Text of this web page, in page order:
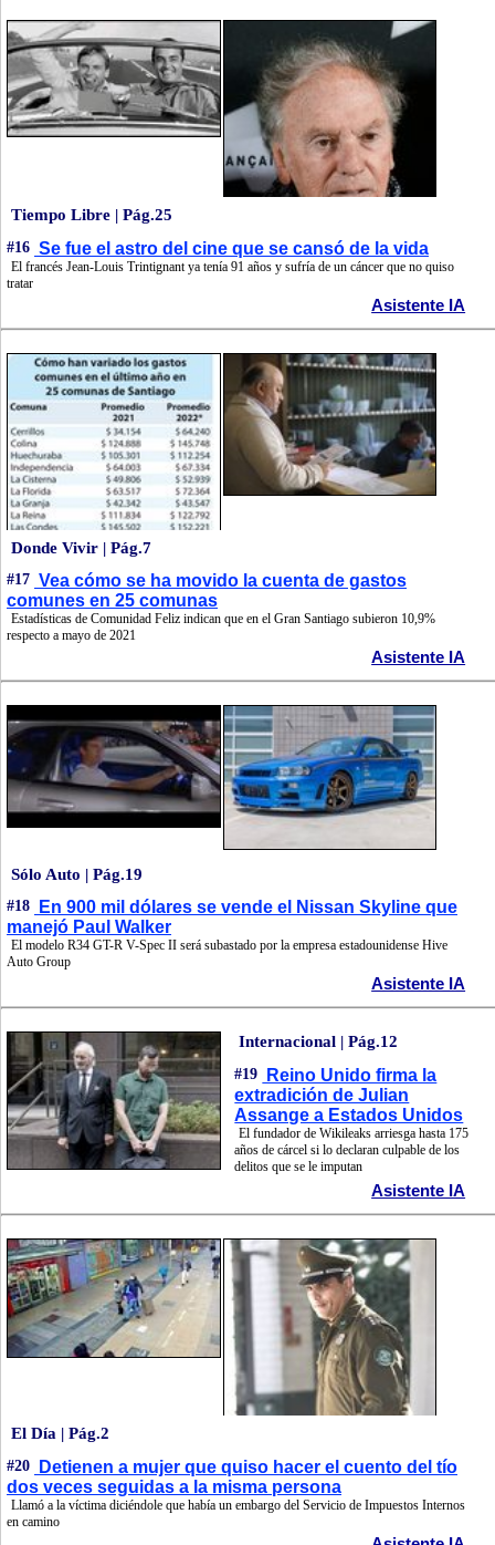
Tiempo Libre | Pág.25
#16 Se fue el astro del cine que se cansó de la vida
El francés Jean-Louis Trintignant ya tenía 91 años y sufría de un cáncer que no quiso
tratar
Asistente IA
Donde Vivir | Pág.7
#17 Vea cómo se ha movido la cuenta de gastos
comunes en 25 comunas
Estadísticas de Comunidad Feliz indican que en el Gran Santiago subieron 10,9%
respecto a mayo de 2021
Asistente IA
Sólo Auto | Pág.19
#18
En 900 mil dólares se vende el Nissan Skyline que
manejó Paul Walker
El modelo R34 GT-R V-Spec II será subastado por la empresa estadounidense Hive
Auto Group
Asistente IA
Internacional | Pág.12
#19
Reino Unido firma la
extradición de Julian
Assange a Estados Unidos
El fundador de Wikileaks arriesga hasta 175
años de cárcel si lo declaran culpable de los
delitos que se le imputan
Asistente IA
El Día | Pág.2
#20
Detienen a mujer que quiso hacer el cuento del tío
dos veces seguidas a la misma persona
Llamó a la víctima diciéndole que había un embargo del Servicio de Impuestos Internos
en camino